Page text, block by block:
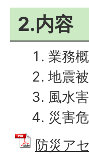
2.内容
業務
地震
風水
災害
防災ア